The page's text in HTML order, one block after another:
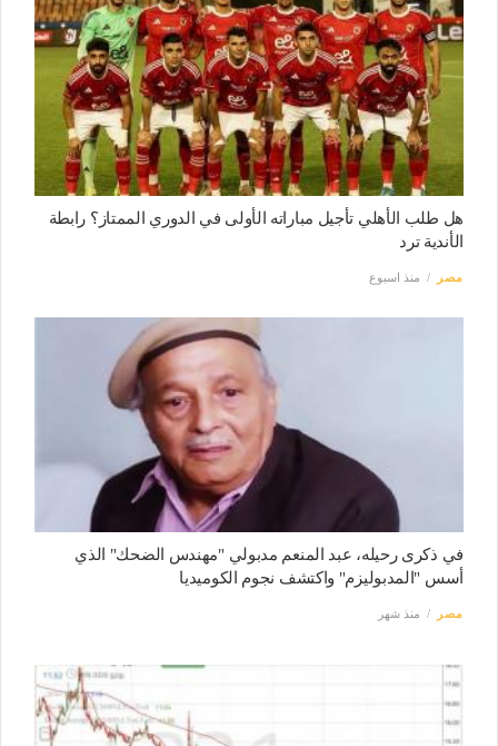
هل طلب الأهلي تأجيل مباراته الأولى في الدوري الممتاز؟ رابطة
الأندية ترد
مصر منذ اسبوع
في ذكرى رحيله، عبد المنعم مدبولي "مهندس الضحك" الذي
أسس "المدبوليزم" واكتشف نجوم الكوميديا
مصر منذ شهر